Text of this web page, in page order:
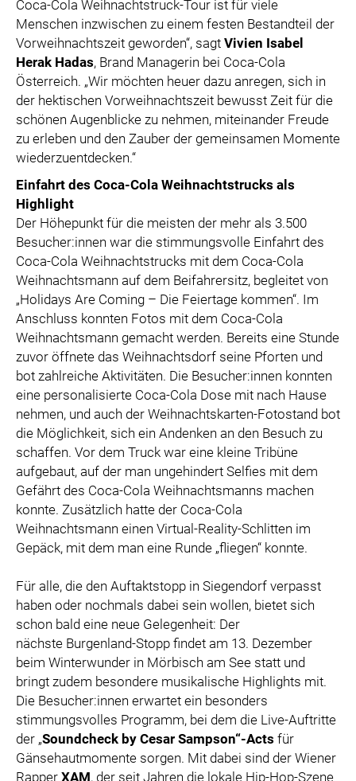
Coca-Cola Weihnachtstruck-Tour ist für viele
Menschen inzwischen zu einem festen Bestandteil der
Vorweihnachtszeit geworden“, sagt Vivien Isabel
Herak Hadas, Brand Managerin bei Coca-Cola
Österreich. „Wir möchten heuer dazu anregen, sich in
der hektischen Vorweihnachtszeit bewusst Zeit für die
schönen Augenblicke zu nehmen, miteinander Freude
zu erleben und den Zauber der gemeinsamen Momente
wiederzuentdecken.“
Einfahrt des Coca-Cola Weihnachtstrucks als
Highlight
Der Höhepunkt für die meisten der mehr als 3.500
Besucher:innen war die stimmungsvolle Einfahrt des
Coca-Cola Weihnachtstrucks mit dem Coca-Cola
Weihnachtsmann auf dem Beifahrersitz, begleitet von
„Holidays Are Coming – Die Feiertage kommen“. Im
Anschluss konnten Fotos mit dem Coca-Cola
Weihnachtsmann gemacht werden. Bereits eine Stunde
zuvor öffnete das Weihnachtsdorf seine Pforten und
bot zahlreiche Aktivitäten. Die Besucher:innen konnten
eine personalisierte Coca-Cola Dose mit nach Hause
nehmen, und auch der Weihnachtskarten-Fotostand bot
die Möglichkeit, sich ein Andenken an den Besuch zu
schaffen. Vor dem Truck war eine kleine Tribüne
aufgebaut, auf der man ungehindert Selfies mit dem
Gefährt des Coca-Cola Weihnachtsmanns machen
konnte. Zusätzlich hatte der Coca-Cola
Weihnachtsmann einen Virtual-Reality-Schlitten im
Gepäck, mit dem man eine Runde „fliegen“ konnte.
Für alle, die den Auftaktstopp in Siegendorf verpasst
haben oder nochmals dabei sein wollen, bietet sich
schon bald eine neue Gelegenheit: Der
nächste Burgenland-Stopp findet am 13. Dezember
beim Winterwunder in Mörbisch am See statt und
bringt zudem besondere musikalische Highlights mit.
Die Besucher:innen erwartet ein besonders
stimmungsvolles Programm, bei dem die Live-Auftritte
der „Soundcheck by Cesar Sampson“-Acts für
Gänsehautmomente sorgen. Mit dabei sind der Wiener
Rapper XAM, der seit Jahren die lokale Hip-Hop-Szene